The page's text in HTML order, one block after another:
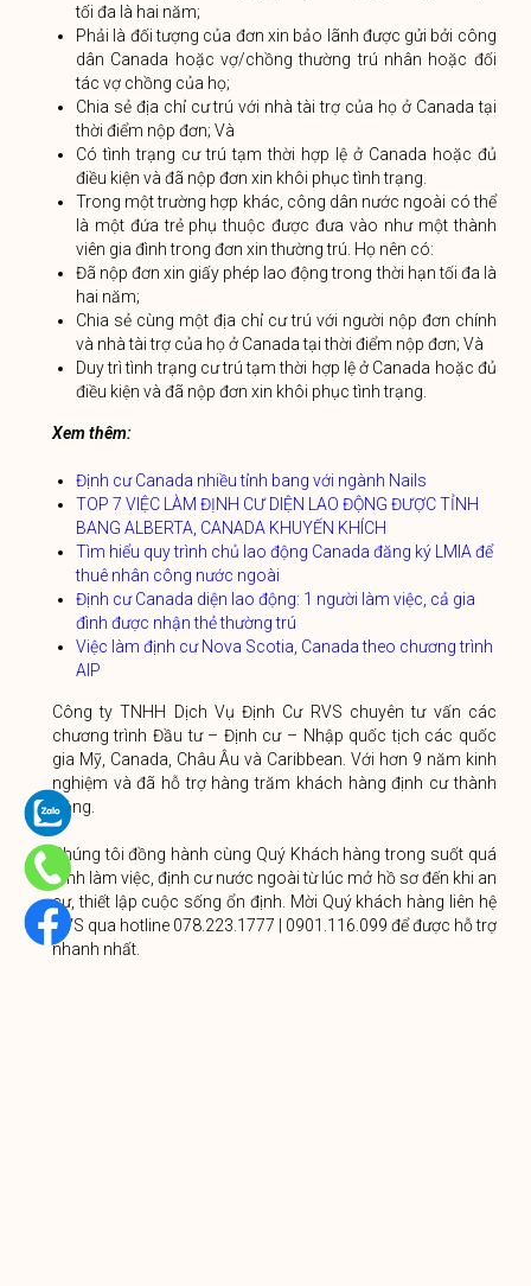
tối đa là hai năm;
Phải là đối tượng của đơn xin bảo lãnh được gửi bởi công
dân Canada hoặc vợ/chồng thường trú nhân hoặc đối
tác vợ chồng của họ;
Chia sẻ địa chỉ cư trú với nhà tài trợ của họ ở Canada tại
thời điểm nộp đơn; Và
Có tình trạng cư trú tạm thời hợp lệ ở Canada hoặc đủ
điều kiện và đã nộp đơn xin khôi phục tình trạng.
Trong một trường hợp khác, công dân nước ngoài có thể
là một đứa trẻ phụ thuộc được đưa vào như một thành
viên gia đình trong đơn xin thường trú. Họ nên có:
Đã nộp đơn xin giấy phép lao động trong thời hạn tối đa là
hai năm;
Chia sẻ cùng một địa chỉ cư trú với người nộp đơn chính
và nhà tài trợ của họ ở Canada tại thời điểm nộp đơn; Và
Duy trì tình trạng cư trú tạm thời hợp lệ ở Canada hoặc đủ
điều kiện và đã nộp đơn xin khôi phục tình trạng.
Xem thêm:
Định cư Canada nhiều tỉnh bang với ngành Nails
TOP 7 VIỆC LÀM ĐỊNH CƯ DIỆN LAO ĐỘNG ĐƯỢC TỈNH
BANG ALBERTA, CANADA KHUYẾN KHÍCH
Tìm hiểu quy trình chủ lao động Canada đăng ký LMIA để
thuê nhân công nước ngoài
Định cư Canada diện lao động: 1 người làm việc, cả gia
đình được nhận thẻ thường trú
Việc làm định cư Nova Scotia, Canada theo chương trình
AIP
Công ty TNHH Dịch Vụ Định Cư RVS chuyên tư vấn các
chương trình Đầu tư – Định cư – Nhập quốc tịch các quốc
gia Mỹ, Canada, Châu Âu và Caribbean. Với hơn 9 năm kinh
nghiệm và đã hỗ trợ hàng trăm khách hàng định cư thành
công.
Chúng tôi đồng hành cùng Quý Khách hàng trong suốt quá
trình làm việc, định cư nước ngoài từ lúc mở hồ sơ đến khi an
cư, thiết lập cuộc sống ổn định. Mời Quý khách hàng liên hệ
RVS qua hotline 078.223.1777 | 0901.116.099 để được hỗ trợ
nhanh nhất.